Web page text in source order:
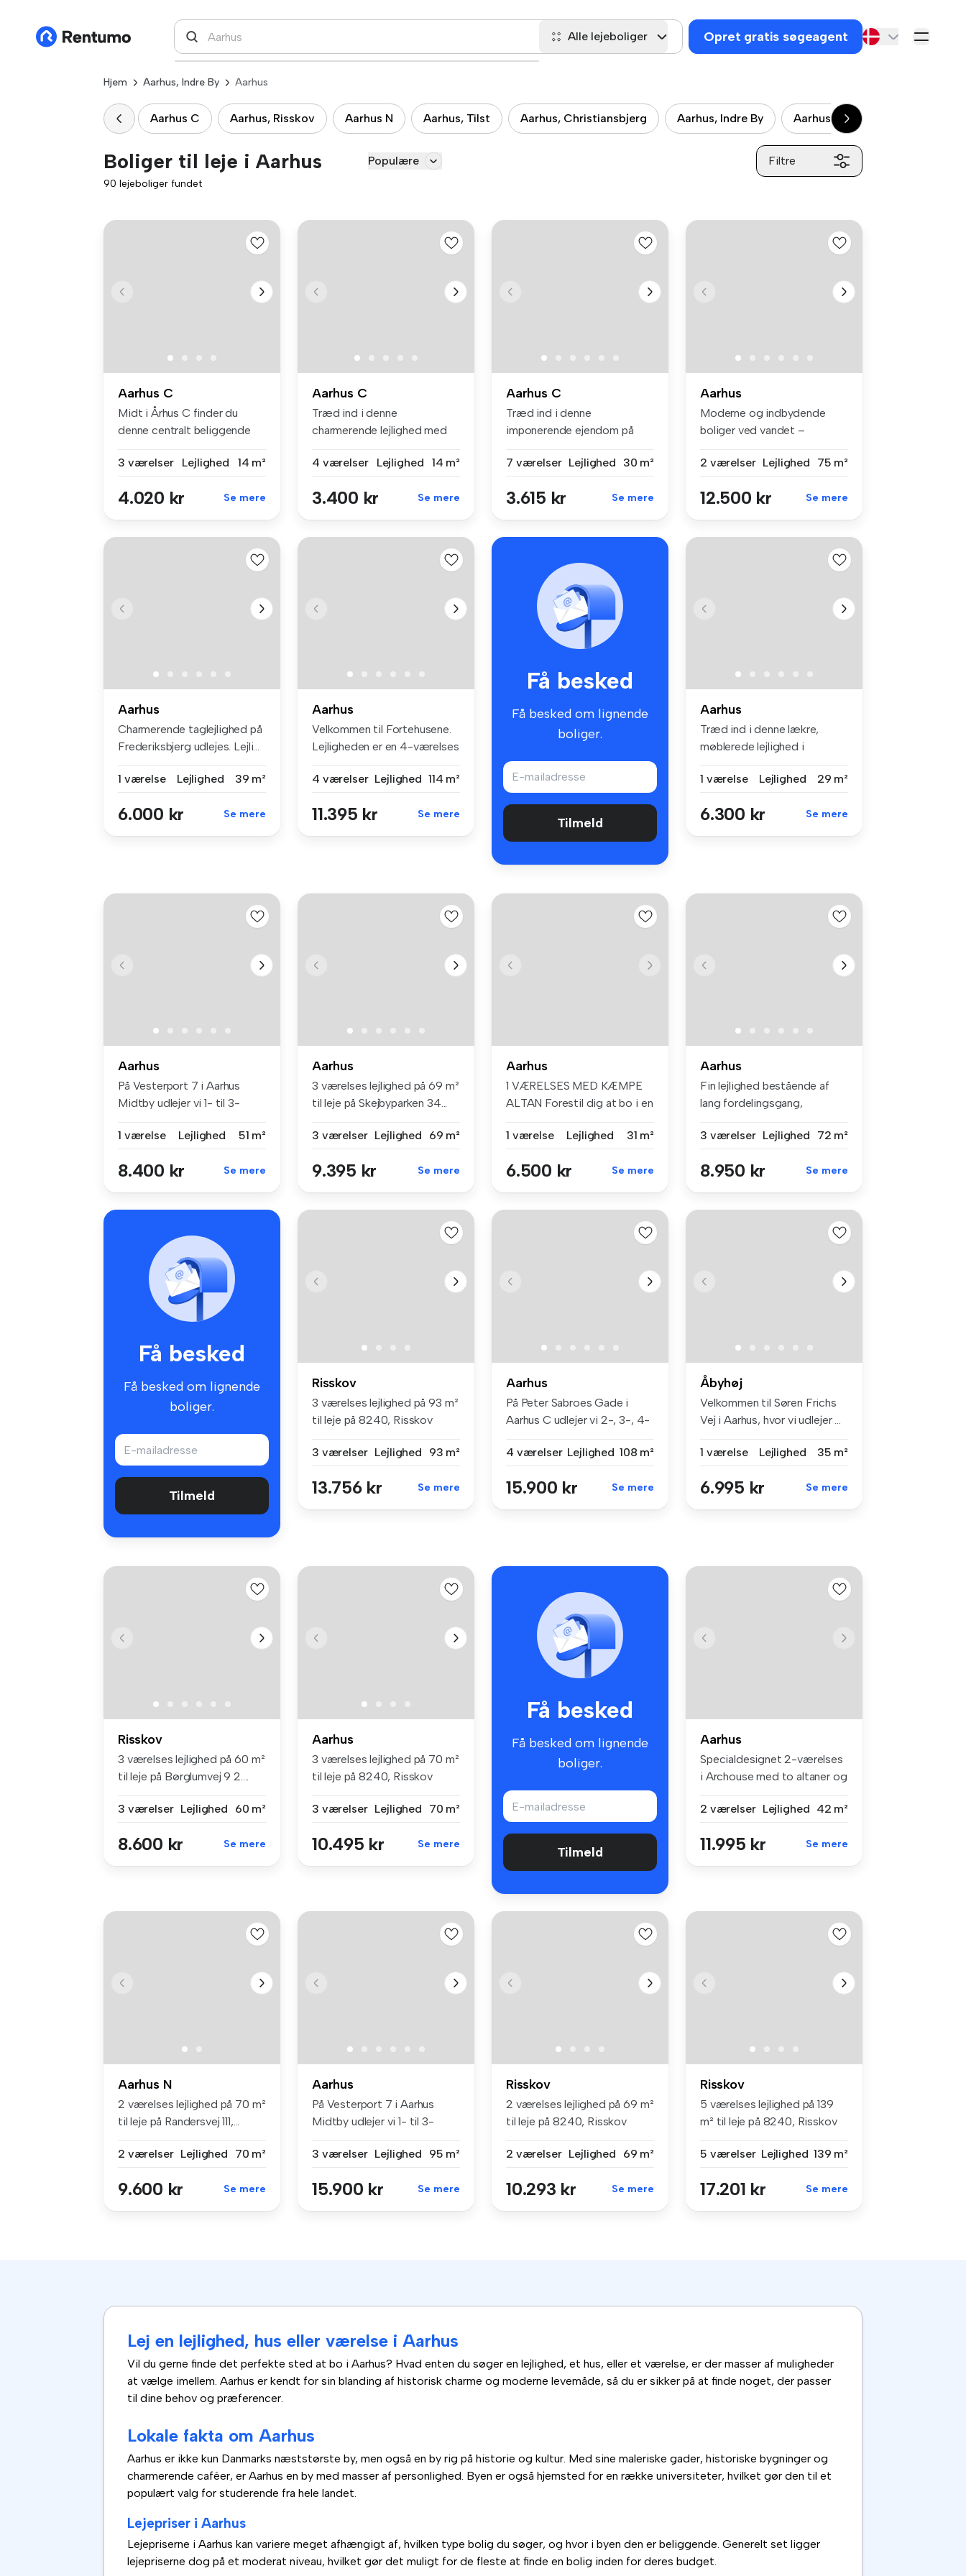
Alle lejeboliger Opret gratis søgeagent
Hjem Aarhus, Indre By Aarhus
Aarhus C Aarhus, Risskov Aarhus N Aarhus, Tilst Aarhus, Christiansbjerg Aarhus, Indre By Aarhus, Viby
Boliger til leje i Aarhus Populære Filtre
90 lejeboliger fundet
Aarhus C
Midt i Århus C finder du
denne centralt beliggende
3 værelser
Lejlighed 14 m²
4.020 kr Se mere
Aarhus C
Træd ind i denne
charmerende lejlighed med
4 værelser
Lejlighed 14 m²
3.400 kr Se mere
Aarhus C
Træd ind i denne
imponerende ejendom på
7 værelser Lejlighed 30 m²
3.615 kr Se mere
Aarhus
Moderne og indbydende
boliger ved vandet –
2 værelser Lejlighed 75 m²
12.500 kr Se mere
Aarhus
Charmerende taglejlighed på
Frederiksbjerg udlejes. Lejli...
1 værelse Lejlighed 39 m²
6.000 kr Se mere
Aarhus
Velkommen til Fortehusene.
Lejligheden er en 4-værelses
4 værelser Lejlighed 114 m²
11.395 kr Se mere
Få besked
Få besked om lignende
boliger.
Tilmeld
Aarhus
Træd ind i denne lækre,
møblerede lejlighed i
1 værelse
Lejlighed 29 m²
6.300 kr Se mere
Aarhus
På Vesterport 7 i Aarhus
Midtby udlejer vi 1- til 3-
1 værelse
Lejlighed 51 m²
8.400 kr Se mere
Aarhus
3 værelses lejlighed på 69 m²
til leje på Skejbyparken 34...
3 værelser Lejlighed 69 m²
9.395 kr Se mere
Aarhus
1 VÆRELSES MED KÆMPE
ALTAN Forestil dig at bo i en
1 værelse
Lejlighed 31 m²
6.500 kr Se mere
Aarhus
Fin lejlighed bestående af
lang fordelingsgang,
3 værelser Lejlighed 72 m²
8.950 kr Se mere
Få besked
Få besked om lignende
boliger.
Tilmeld
Risskov
3 værelses lejlighed på 93 m²
til leje på 8240, Risskov
3 værelser Lejlighed 93 m²
13.756 kr Se mere
Aarhus
På Peter Sabroes Gade i
Aarhus C udlejer vi 2-, 3-, 4-
4 værelser Lejlighed 108 m²
15.900 kr Se mere
Åbyhøj
Velkommen til Søren Frichs
Vej i Aarhus, hvor vi udlejer ...
1 værelse Lejlighed 35 m²
6.995 kr Se mere
Risskov
3 værelses lejlighed på 60 m²
til leje på Børglumvej 9 2....
3 værelser Lejlighed 60 m²
8.600 kr Se mere
Aarhus
3 værelses lejlighed på 70 m²
til leje på 8240, Risskov
3 værelser Lejlighed 70 m²
10.495 kr Se mere
Få besked
Få besked om lignende
boliger.
Tilmeld
Aarhus
Specialdesignet 2-værelses
i Archouse med to altaner og
2 værelser Lejlighed 42 m²
11.995 kr Se mere
Aarhus N
2 værelses lejlighed på 70 m²
til leje på Randersvej 111,...
2 værelser Lejlighed 70 m²
9.600 kr Se mere
Aarhus
På Vesterport 7 i Aarhus
Midtby udlejer vi 1- til 3-
3 værelser Lejlighed 95 m²
15.900 kr Se mere
Risskov
2 værelses lejlighed på 69 m²
til leje på 8240, Risskov
2 værelser Lejlighed 69 m²
10.293 kr Se mere
Risskov
5 værelses lejlighed på 139
m² til leje på 8240, Risskov
5 værelser Lejlighed 139 m²
17.201 kr Se mere
Lej en lejlighed, hus eller værelse i Aarhus
Vil du gerne finde det perfekte sted at bo i Aarhus? Hvad enten du søger en lejlighed, et hus, eller et værelse, er der masser af muligheder
at vælge imellem. Aarhus er kendt for sin blanding af historisk charme og moderne levemåde, så du er sikker på at finde noget, der passer
til dine behov og præferencer.
Lokale fakta om Aarhus
Aarhus er ikke kun Danmarks næststørste by, men også en by rig på historie og kultur. Med sine maleriske gader, historiske bygninger og
charmerende caféer, er Aarhus en by med masser af personlighed. Byen er også hjemsted for en række universiteter, hvilket gør den til et
populært valg for studerende fra hele landet.
Lejepriser i Aarhus
Lejepriserne i Aarhus kan variere meget afhængigt af, hvilken type bolig du søger, og hvor i byen den er beliggende. Generelt set ligger
lejepriserne dog på et moderat niveau, hvilket gør det muligt for de fleste at finde en bolig inden for deres budget.